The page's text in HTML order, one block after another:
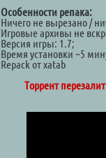
Особенности репака:
Ничего не вырезано /
Игровые архивы не
Версия игры: 1.7;
Время установки ~5
Repack от xatab
Торрент